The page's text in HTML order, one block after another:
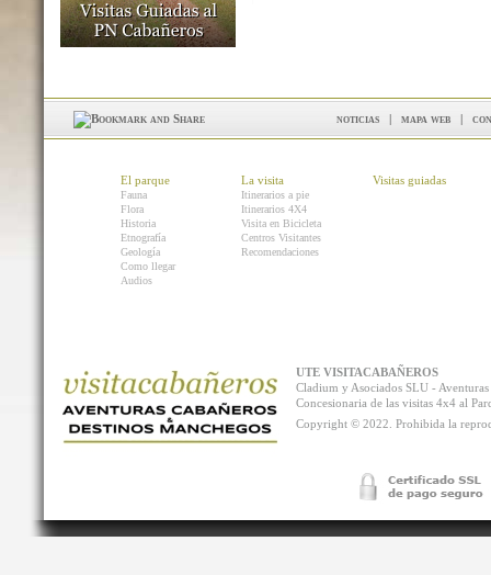
noticias | mapa web |
El parque
Fauna
Flora
Historia
Etnografía
Geología
Como llegar
Audios
La visita
Itinerarios a pie
Itinerarios 4X4
Visita en Bicicleta
Centros Visitantes
Recomendaciones
Visitas guiadas
UTE VISITACABAÑEROS
Cladium y Asociados SLU -
Concesionaria de las visitas 4x4 al
Copyright © 2022. Prohibida la